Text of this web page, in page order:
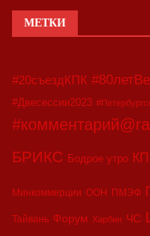
МЕТКИ
#20съездКПК
#Двесессии2023
БРИКС Бодрое утро
Минкоммерции ООН ПМЭФ
Тайвань Форум Харбин ЧС